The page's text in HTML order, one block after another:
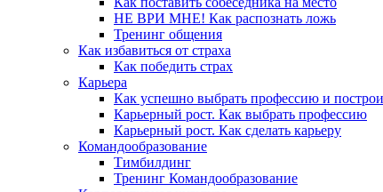
НЕ ВРИ МНЕ! Как распознать ложь
Тренинг общения
Как избавиться от страха
Как победить страх
Карьера
Как успешно выбрать профессию и
Карьерный рост. Как выбрать профессию
Карьерный рост. Как сделать карьеру
Командообразование
Тимбилдинг
Тренинг Командообразование